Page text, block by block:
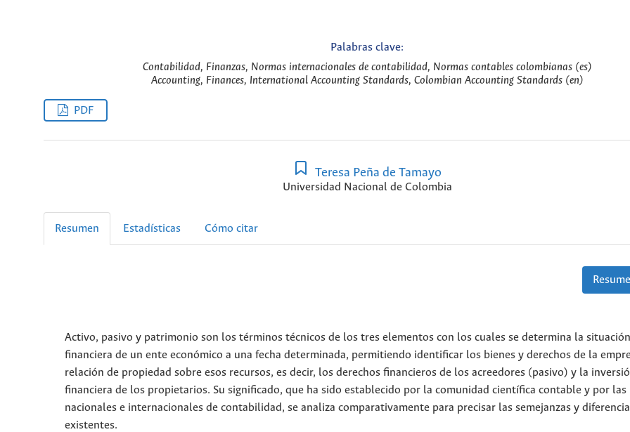
Palabras clave:
Contabilidad, Finanzas, Normas internacionales de contabilidad, Normas contables colombianas (es)
Accounting, Finances, International Accounting Standards, Colombian Accounting Standards (en)
PDF
Teresa Peña de Tamayo
Universidad Nacional de Colombia
Resumen Estadísticas Cómo citar
Activo, pasivo y patrimonio son los términos técnicos de los tres elementos con los cuales se determina la situación
financiera de un ente económico a una fecha determinada, permitiendo identificar los bienes y derechos de la
relación de propiedad sobre esos recursos, es decir, los derechos financieros de los acreedores (pasivo) y la
financiera de los propietarios. Su significado, que ha sido establecido por la comunidad científica contable y por las
nacionales e internacionales de contabilidad, se analiza comparativamente para precisar las semejanzas y
existentes.